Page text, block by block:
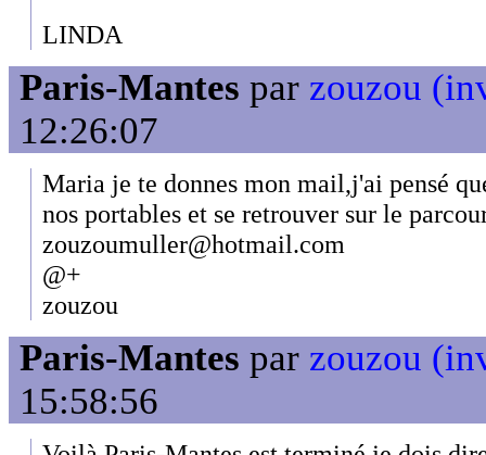
LINDA
Paris-Mantes par zouzou
12:26:07
Maria je te donnes mon mail,j'ai pensé
nos portables et se retrouver sur le
zouzoumuller@hotmail.com
@+
zouzou
Paris-Mantes par zouzou
15:58:56